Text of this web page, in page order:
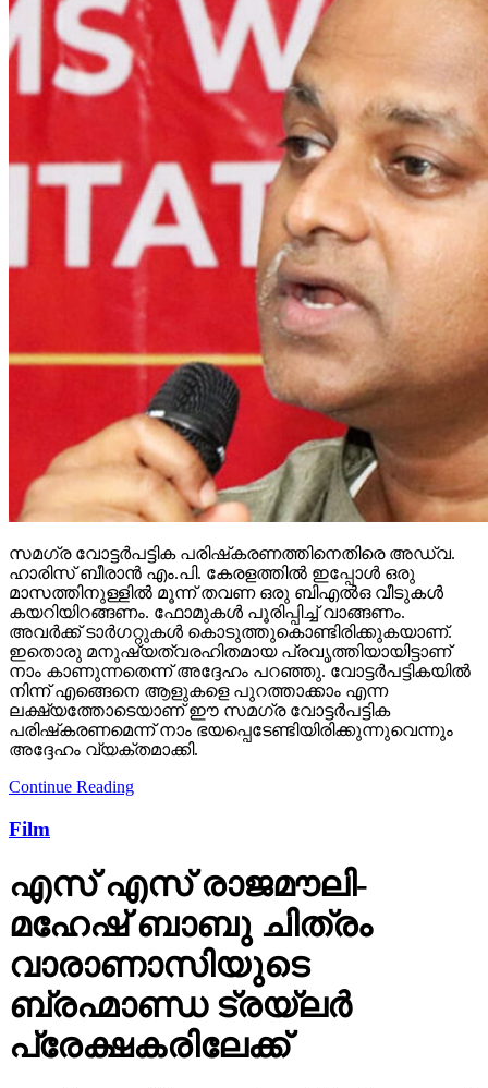
സമഗ്ര വോട്ടര്‍പട്ടിക പരിഷ്‌കരണത്തിനെതിരെ അഡ്വ.
ഹാരിസ് ബീരാന്‍ എം.പി. കേരളത്തില്‍ ഇപ്പോള്‍ ഒരു
മാസത്തിനുള്ളില്‍ മൂന്ന് തവണ ഒരു ബിഎല്‍ഒ വീടുകള്‍
കയറിയിറങ്ങണം. ഫോമുകള്‍ പൂരിപ്പിച്ച് വാങ്ങണം.
അവര്‍ക്ക് ടാര്‍ഗറ്റുകള്‍ കൊടുത്തുകൊണ്ടിരിക്കുകയാണ്.
ഇതൊരു മനുഷ്യത്വരഹിതമായ പ്രവൃത്തിയായിട്ടാണ്
നാം കാണുന്നതെന്ന് അദ്ദേഹം പറഞ്ഞു. വോട്ടര്‍പട്ടികയില്‍
നിന്ന് എങ്ങെനെ ആളുകളെ പുറത്താക്കാം എന്ന
ലക്ഷ്യത്തോടെയാണ് ഈ സമഗ്ര വോട്ടര്‍പട്ടിക
പരിഷ്‌കരണമെന്ന് നാം ഭയപ്പെടേണ്ടിയിരിക്കുന്നുവെന്നും
അദ്ദേഹം വ്യക്തമാക്കി.
Continue Reading
Film
എസ് എസ് രാജമൗലി-
മഹേഷ് ബാബു ചിത്രം
വാരാണാസിയുടെ
ബ്രഹ്മാണ്ഡ ട്രയ്ലർ
പ്രേക്ഷകരിലേക്ക്